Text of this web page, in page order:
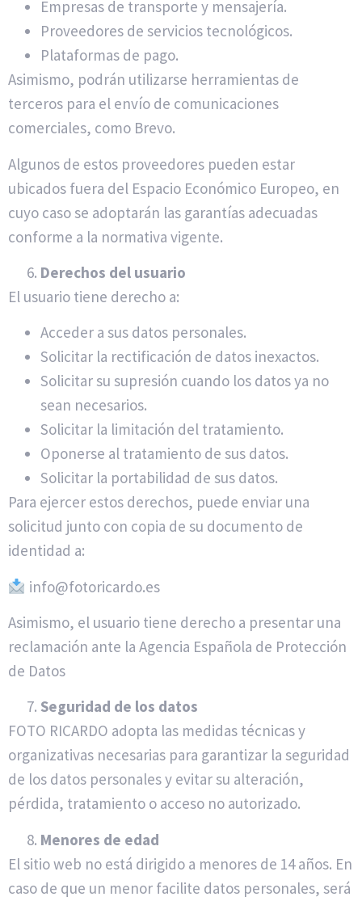
Empresas de transporte y mensajería.
Proveedores de servicios tecnológicos.
Plataformas de pago.
Asimismo, podrán utilizarse herramientas de
terceros para el envío de comunicaciones
comerciales, como Brevo.
Algunos de estos proveedores pueden estar
ubicados fuera del Espacio Económico Europeo, en
cuyo caso se adoptarán las garantías adecuadas
conforme a la normativa vigente.
Derechos del usuario
El usuario tiene derecho a:
Acceder a sus datos personales.
Solicitar la rectificación de datos inexactos.
Solicitar su supresión cuando los datos ya no
sean necesarios.
Solicitar la limitación del tratamiento.
Oponerse al tratamiento de sus datos.
Solicitar la portabilidad de sus datos.
Para ejercer estos derechos, puede enviar una
solicitud junto con copia de su documento de
identidad a:
info@fotoricardo.es
Asimismo, el usuario tiene derecho a presentar una
reclamación ante la Agencia Española de Protección
de Datos
Seguridad de los datos
FOTO RICARDO adopta las medidas técnicas y
organizativas necesarias para garantizar la seguridad
de los datos personales y evitar su alteración,
pérdida, tratamiento o acceso no autorizado.
Menores de edad
El sitio web no está dirigido a menores de 14 años. En
caso de que un menor facilite datos personales, será